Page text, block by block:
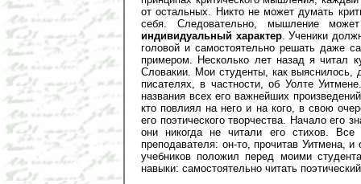
от остальных. Никто не может думать
себя. Следовательно, мышление
индивидуальный характер. Ученики
головой и самостоятельно решать даже
примером. Несколько лет назад я читал
Словакии. Мои студенты, как выяснилось,
писателях, в частности, об Уолте
названия всех его важнейших
кто повлиял на него и на кого, в свою
его поэтического творчества. Начало его
они никогда не читали его стихов.
преподавателя: он-то, прочитав Уитмена,
учебников положил перед моими
навыки: самостоятельно читать